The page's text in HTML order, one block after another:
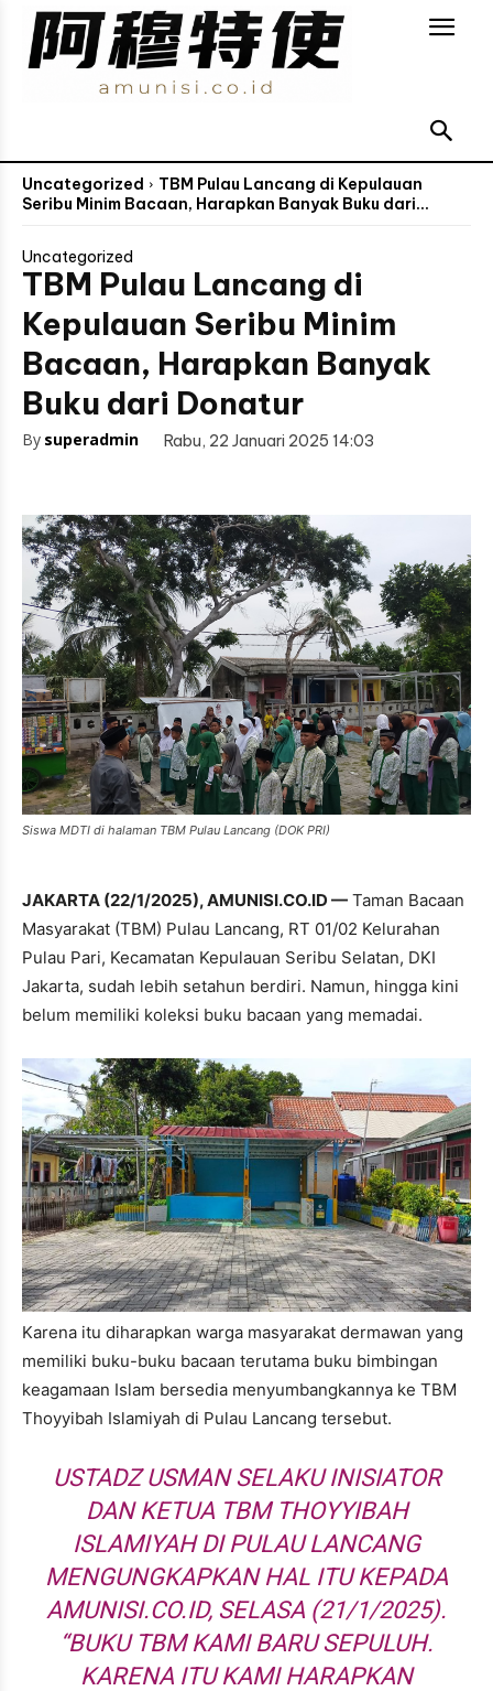
Uncategorized
TBM Pulau Lancang di Kepulauan
Seribu Minim Bacaan, Harapkan Banyak Buku dari...
Uncategorized
TBM Pulau Lancang di
Kepulauan Seribu Minim
Bacaan, Harapkan Banyak
Buku dari Donatur
By superadmin Rabu, 22 Januari 2025 14:03
Siswa MDTI di halaman TBM Pulau Lancang (DOK PRI)
JAKARTA (22/1/2025), AMUNISI.CO.ID — Taman Bacaan
Masyarakat (TBM) Pulau Lancang, RT 01/02 Kelurahan
Pulau Pari, Kecamatan Kepulauan Seribu Selatan, DKI
Jakarta, sudah lebih setahun berdiri. Namun, hingga kini
belum memiliki koleksi buku bacaan yang memadai.
Karena itu diharapkan warga masyarakat dermawan yang
memiliki buku-buku bacaan terutama buku bimbingan
keagamaan Islam bersedia menyumbangkannya ke TBM
Thoyyibah Islamiyah di Pulau Lancang tersebut.
USTADZ USMAN SELAKU INISIATOR
DAN KETUA TBM THOYYIBAH
ISLAMIYAH DI PULAU LANCANG
MENGUNGKAPKAN HAL ITU KEPADA
AMUNISI.CO.ID, SELASA (21/1/2025).
“BUKU TBM KAMI BARU SEPULUH.
KARENA ITU KAMI HARAPKAN